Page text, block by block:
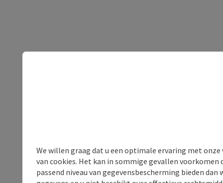
We willen graag dat u een optimale ervaring met
van cookies. Het kan in sommige gevallen voorkomen
passend niveau van gegevensbescherming bieden